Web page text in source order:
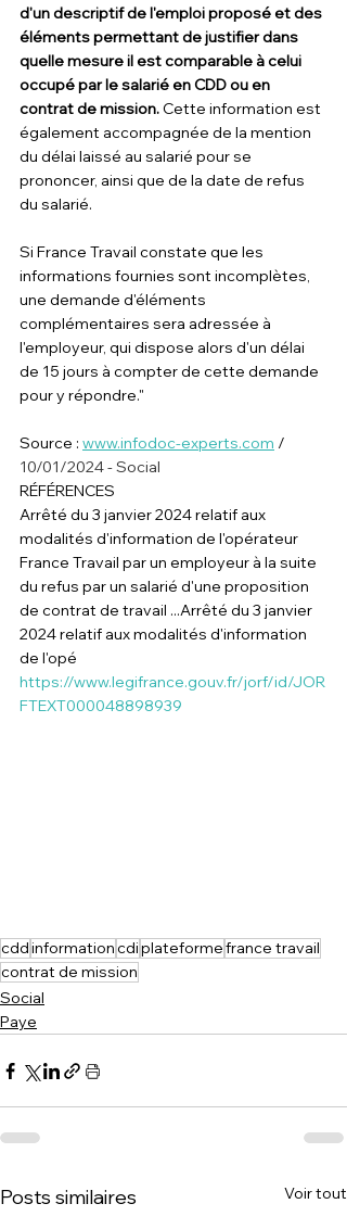
d'un descriptif de l'emploi proposé et des
éléments permettant de justifier dans
quelle mesure il est comparable à celui
occupé par le salarié en CDD ou en
contrat de mission. Cette information est
également accompagnée de la mention
du délai laissé au salarié pour se
prononcer, ainsi que de la date de refus
du salarié.
Si France Travail constate que les
informations fournies sont incomplètes,
une demande d'éléments
complémentaires sera adressée à
l'employeur, qui dispose alors d'un délai
de 15 jours à compter de cette demande
pour y répondre."
Source : www.infodoc-experts.com /
10/01/2024 - Social
RÉFÉRENCES
Arrêté du 3 janvier 2024 relatif aux
modalités d'information de l'opérateur
France Travail par un employeur à la suite
du refus par un salarié d'une proposition
de contrat de travail ...Arrêté du 3 janvier
2024 relatif aux modalités d'information
de l'opé
https://www.legifrance.gouv.fr/jorf/id/JOR
FTEXT000048898939
cddinformationcdiplateformefrance travail
contrat de mission
Social
Paye
Posts similaires Voir tout